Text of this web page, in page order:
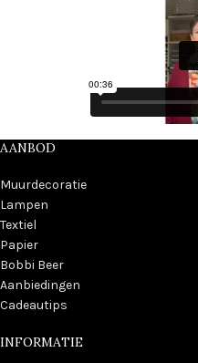
AANBOD
Muurdecoratie
Lampen
Textiel
Papier
Bobbi Beer
Aanbiedingen
Cadeautips
INFORMATIE